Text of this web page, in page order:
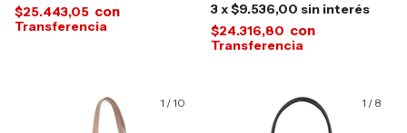
$25.443,05 con 3x$9.536,00 sin interés
$24.316,80 con
1 /10 1 / 8